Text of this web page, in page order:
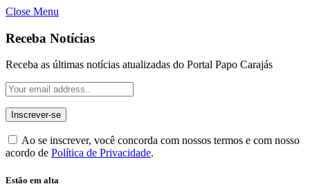
Close Menu
Receba Notícias
Receba as últimas notícias atualizadas do Portal Papo Carajás
Ao se inscrever, você concorda com nossos termos e com nosso
acordo de Política de Privacidade.
Estão em alta